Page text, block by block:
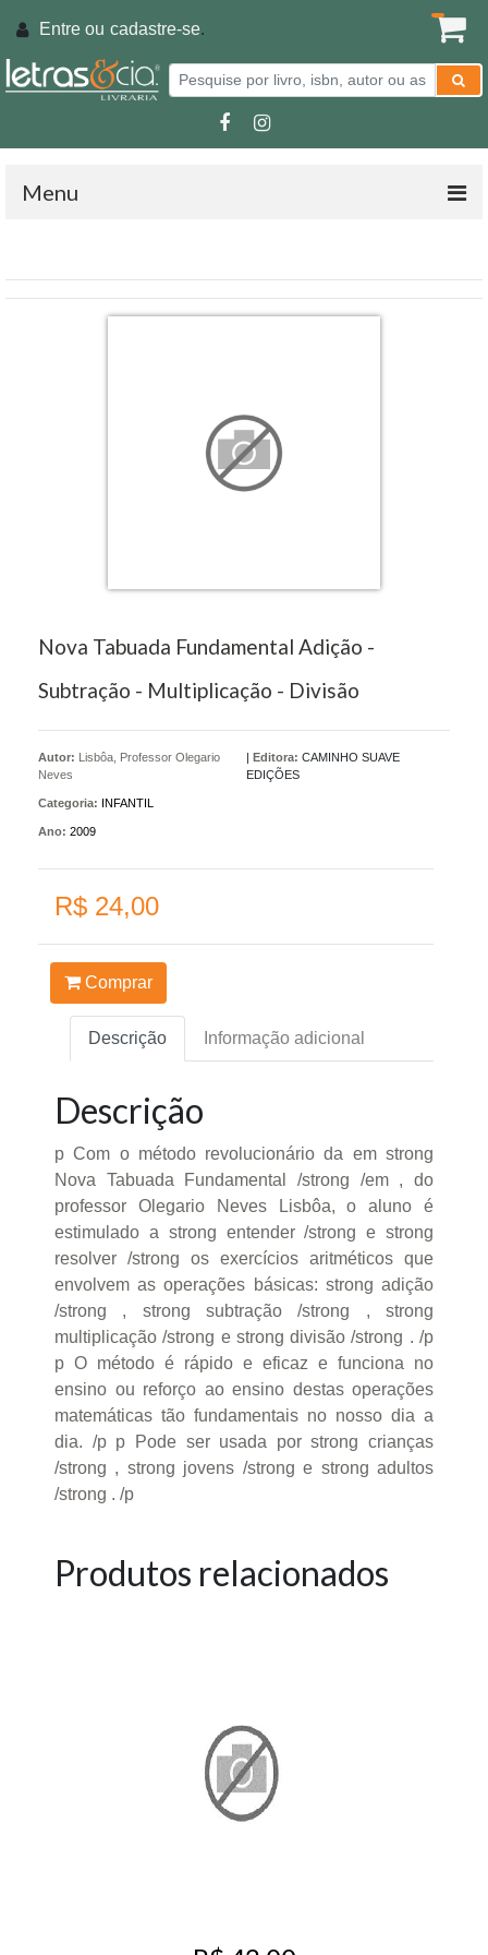
Entre ou cadastre-se.
Menu
Nova Tabuada Fundamental Adição -
Subtração - Multiplicação - Divisão
Autor: Lisbôa, Professor Olegario
Neves
| Editora: CAMINHO SUAVE
EDIÇÕES
Categoria: INFANTIL
Ano: 2009
R$ 24,00
Comprar
Descrição Informação adicional
Descrição
p Com o método revolucionário da em strong
Nova Tabuada Fundamental /strong /em , do
professor Olegario Neves Lisbôa, o aluno é
estimulado a strong entender /strong e strong
resolver /strong os exercícios aritméticos que
envolvem as operações básicas: strong adição
/strong , strong subtração /strong , strong
multiplicação /strong e strong divisão /strong . /p
p O método é rápido e eficaz e funciona no
ensino ou reforço ao ensino destas operações
matemáticas tão fundamentais no nosso dia a
dia. /p p Pode ser usada por strong crianças
/strong , strong jovens /strong e strong adultos
/strong . /p
Produtos relacionados